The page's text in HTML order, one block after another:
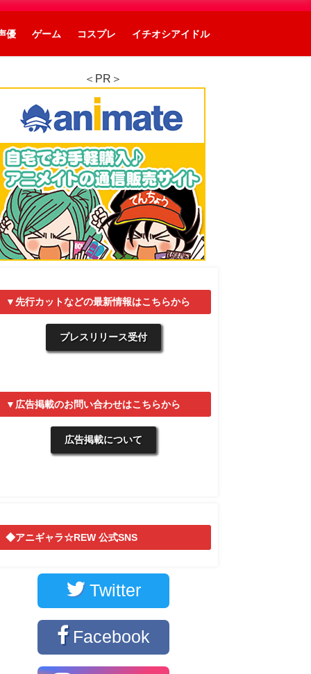
優 ゲーム コスプレ イチオシアイドル
＜PR＞
▼先行カットなどの最新情報はこちらから
プレスリリース受付
▼広告掲載のお問い合わせはこちらから
広告掲載について
◆アニギャラ☆REW 公式SNS
Twitter
Facebook